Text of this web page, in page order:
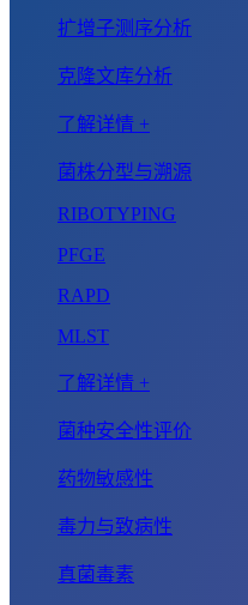
扩增子测序分析
克隆文库分析
了解详情 +
菌株分型与溯源
RIBOTYPING
PFGE
RAPD
MLST
了解详情 +
菌种安全性评价
药物敏感性
毒力与致病性
真菌毒素